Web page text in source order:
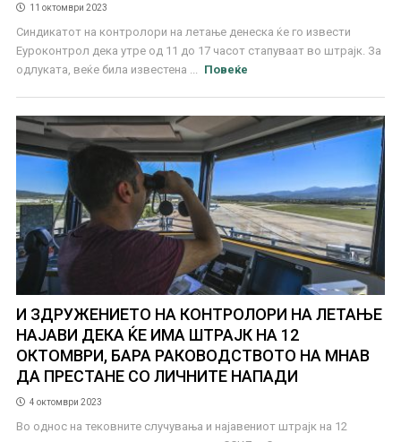
11 октомври 2023
Синдикатот на контролори на летање денеска ќе го извести
Еуроконтрол дека утре од 11 до 17 часот стапуваат во штрајк. За
одлуката, веќе била известена ...
Повеќе
И ЗДРУЖЕНИЕТО НА КОНТРОЛОРИ НА ЛЕТАЊЕ
НАЈАВИ ДЕКА ЌЕ ИМА ШТРАЈК НА 12
ОКТОМВРИ, БАРА РАКОВОДСТВОТО НА МНАВ
ДА ПРЕСТАНЕ СО ЛИЧНИТЕ НАПАДИ
4 октомври 2023
Во однос на тековните случувања и најавениот штрајк на 12